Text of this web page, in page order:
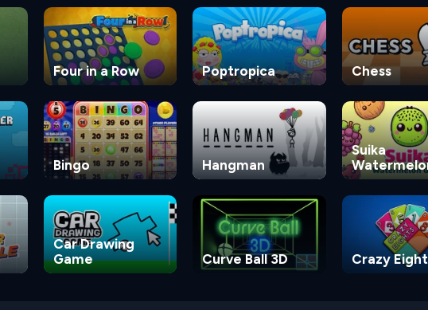
Four in a Row Poptropica Chess
Bingo Hangman
Suika
Game
Car Drawing
Game
Curve Ball 3D Crazy